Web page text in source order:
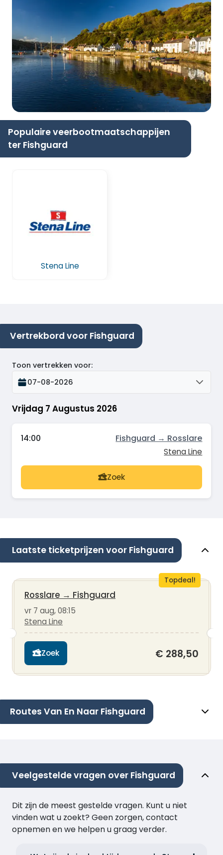
Populaire veerbootmaatschappijen
ter Fishguard
Stena Line
Vertrekbord voor Fishguard
Vrijdag 7 Augustus 2026
Toon vertrekken voor:
07-08-2026
14:00 Fishguard → Rosslare
Stena Line
Zoek
Laatste ticketprijzen voor Fishguard
Topdeal!
Rosslare → Fishguard
vr 7 aug, 08:15
Stena Line
Zoek € 288,50
Routes Van En Naar Fishguard
Veelgestelde vragen over Fishguard
Dit zijn de meest gestelde vragen. Kunt u niet
vinden wat u zoekt? Geen zorgen, contact
opnemen en we helpen u graag verder.